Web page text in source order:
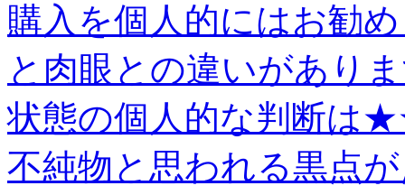
購入を個人的にはお勧
と肉眼との違いがあり
状態の個人的な判断
不純物と思われる黒点